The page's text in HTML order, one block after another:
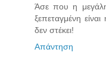
Άσε που η
ξεπεταγμένη
δεν στέκει!
Απάντηση